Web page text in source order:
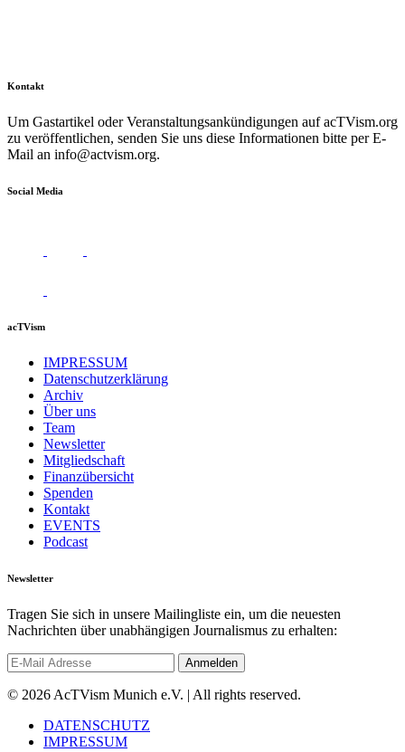
Kontakt
Um Gastartikel oder Veranstaltungsankündigungen auf acTVism.org
zu veröffentlichen, senden Sie uns diese Informationen bitte per E-
Mail an info@actvism.org.
Social Media
acTVism
IMPRESSUM
Datenschutzerklärung
Archiv
Über uns
Team
Newsletter
Mitgliedschaft
Finanzübersicht
Spenden
Kontakt
EVENTS
Podcast
Newsletter
Tragen Sie sich in unsere Mailingliste ein, um die neuesten
Nachrichten über unabhängigen Journalismus zu erhalten:
© 2026 AcTVism Munich e.V. | All rights reserved.
DATENSCHUTZ
IMPRESSUM